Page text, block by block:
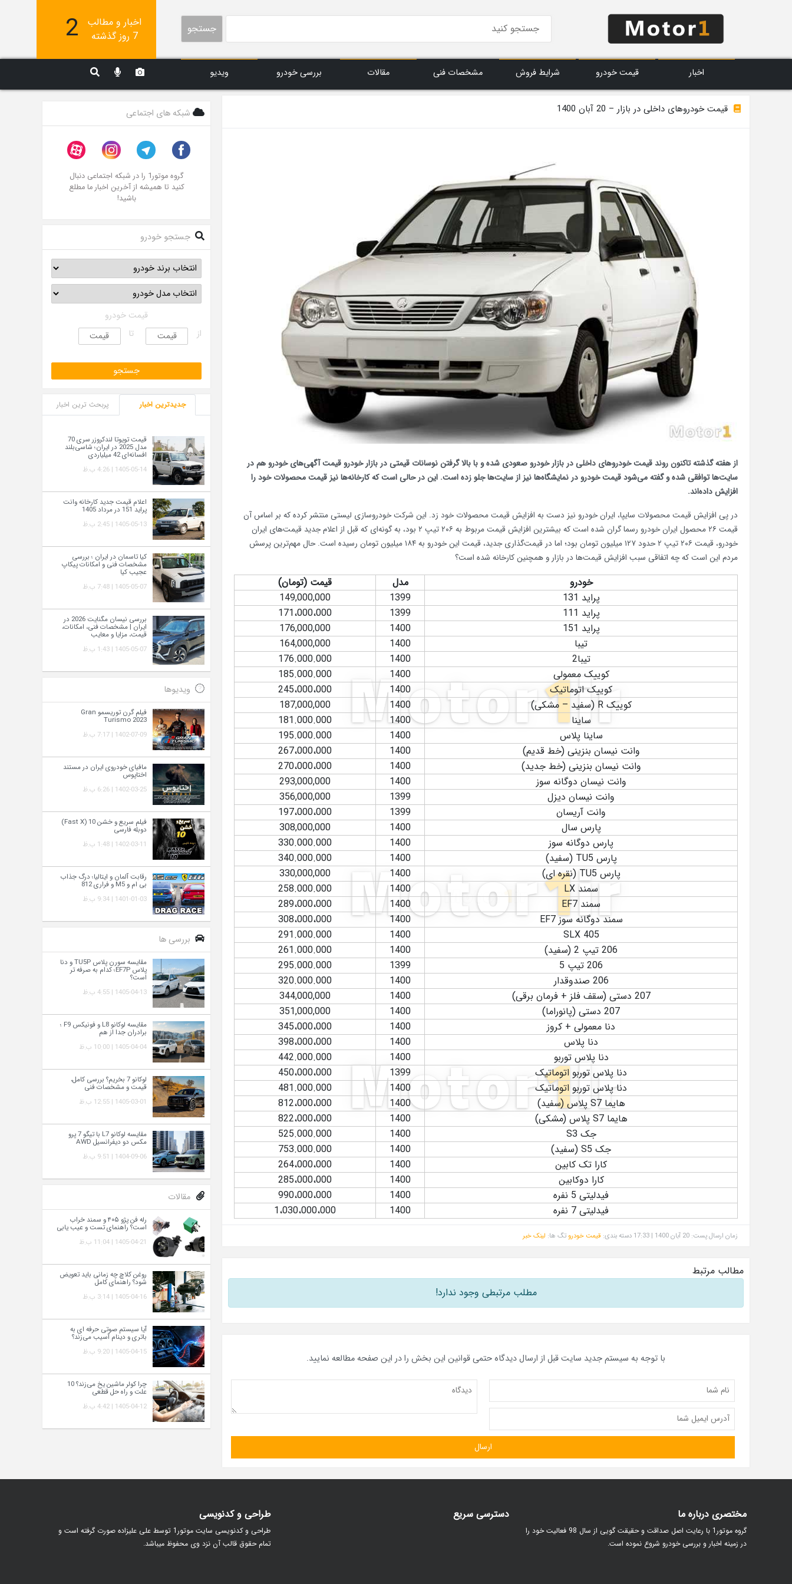
جستجو
اخبار و مطالب
7 روز گذشته
2
اخبار قیمت خودرو شرایط فروش مشخصات فنی مقالات بررسی خودرو ویدیو
قیمت خودروهای داخلی در بازار – 20 آبان 1400
از هفته گذشته تاکنون روند قیمت‌ خودروهای داخلی در بازار خودرو صعودی شده و با بالا گرفتن نوسانات قیمتی در بازار خودرو قیمت آگهی‌های خودرو هم در
سایت‌ها توافقی شده و گفته می‌شود قیمت خودرو در نمایشگاه‌ها نیز از سایت‌ها جلو زده است. این در حالی است که کارخانه‌ها نیز قیمت محصولات خود را
افزایش داده‌اند.
در پی افزایش قیمت محصولات سایپا، ایران خودرو نیز دست به افزایش قیمت محصولات خود زد. این شرکت خودروسازی لیستی منتشر کرده که بر اساس آن
قیمت ۲۶ محصول ایران خودرو رسما گران شده است که بیشترین افزایش قیمت مربوط به ۲۰۶ تیپ ۲ بود، به گونه‌ای که قبل از اعلام جدید قیمت‌های ایران
خودرو، قیمت ۲۰۶ تیپ ۲ حدود ۱۲۷ میلیون تومان بود؛ اما در قیمت‌گذاری جدید، قیمت این خودرو به ۱۸۴ میلیون تومان رسیده است. حال مهم‌ترین پرسش
مردم این است که چه اتفاقی سبب افزایش قیمت‌ها در بازار و همچنین کارخانه شده است؟
خودرو مدل
قیمت (تومان)
پراید 131
1399
149,000,000
پراید 111
1399
171،000،000
پراید 151
1400
176,000,000
تیبا
1400
164,000,000
تیبا2
1400
176.000.000
کوییک معمولی
1400
185.000.000
کوییک اتوماتیک
1400
245،000،000
کوییک R (سفید – مشکی)
1400
187,000,000
ساینا
1400
181.000.000
ساینا پلاس
1400
195.000.000
وانت نیسان بنزینی (خط قدیم)
1400
267،000،000
وانت نیسان بنزینی (خط جدید)
1400
270،000،000
وانت نیسان دوگانه سوز
1400
293,000,000
وانت نیسان دیزل
1399
356,000,000
وانت آریسان
1399
197،000،000
پارس سال
1400
308,000,000
پارس دوگانه سوز
1400
330.000.000
پارس TU5 (سفید)
1400
340.000.000
پارس TU5 (نقره ای)
1400
330,000,000
سمند LX
1400
258.000.000
سمند EF7
1400
289،000،000
سمند دوگانه سوز EF7
1400
308،000،000
405 SLX
1400
291.000.000
206 تیپ 2 (سفید)
1400
261.000.000
206 تیپ 5
1399
295.000.000
206 صندوقدار
1400
320.000.000
207 دستی (سقف فلز + فرمان برقی)
1400
344,000,000
207 دستی (پانوراما)
1400
351,000,000
دنا معمولی + کروز
1400
345،000،000
دنا پلاس
1400
398،000،000
دنا پلاس توربو
1400
442.000.000
دنا پلاس توربو اتوماتیک
1399
450،000،000
دنا پلاس توربو اتوماتیک
1400
481.000.000
هایما S7 پلاس (سفید)
1400
812،000،000
هایما S7 پلاس (مشکی)
1400
822،000،000
جک S3
1400
525.000.000
جک S5 (سفید)
1400
753.000.000
کارا تک کابین
1400
264،000،000
کارا دوکابین
1400
285،000،000
فیدلیتی 5 نفره
1400
990،000،000
فیدلیتی 7 نفره
1400 1،030،000،000
زمان ارسال پست: 20 آبان 1400 | 17:33 دسته بندی: قیمت خودروتگ ها: لینک خبر
مطالب مرتبط
مطلب مرتبطی وجود ندارد!
با توجه به سیستم جدید سایت قبل از ارسال دیدگاه حتمی قوانین این بخش را در این صفحه مطالعه نمایید.
شبکه های اجتماعی
گروه موتور1 را در شبکه اجتماعی دنبال
کنید تا همیشه از آخرین اخبار ما مطلع
باشید!
جستجو خودرو
قیمت خودرو
از
تا
جدیدترین اخبار پربحث ترین اخبار
قیمت تویوتا لندکروزر سری 70
مدل 2025 در ایران؛ شاسی‌بلند
افسانه‌ای 42 میلیاردی
1405-05-14 | 4:26 ب.ظ
اعلام قیمت جدید کارخانه وانت
پراید 151 در مرداد 1405
1405-05-13 | 2:45 ب.ظ
کیا تاسمان در ایران ؛ بررسی
مشخصات فنی و امکانات پیکاپ
عجیب کیا
1405-05-07 | 7:48 ب.ظ
بررسی نیسان مگنایت 2026 در
ایران | مشخصات فنی، امکانات،
قیمت، مزایا و معایب
1405-05-07 | 1:43 ب.ظ
ویدیوها
فیلم گرن توریسمو Gran
Turismo 2023
1402-07-09 | 7:17 ب.ظ
مافیای خودروی ایران در مستند
اختاپوس
1402-03-25 | 6:26 ب.ظ
فیلم سریع و خشن 10 (Fast X)
دوبله فارسی
1402-03-11 | 1:48 ب.ظ
رقابت آلمان و ایتالیا؛ درگ جذاب
بی ام و M5 و فراری 812
1401-01-03 | 9:34 ب.ظ
بررسی ها
مقایسه سورن پلاس TU5P و دنا
پلاس EF7P؛ کدام به‌ صرفه‌ تر
است؟
1405-04-13 | 4:55 ب.ظ
مقایسه لوکانو L8 و فونیکس F9 ؛
برادران جدا از هم
1405-04-04 | 10:00 ب.ظ
لوکانو 7 بخریم؟ بررسی کامل،
قیمت و مشخصات فنی
1405-03-01 | 12:55 ب.ظ
مقایسه لوکانو L7 با تیگو 7 پرو
مکس دو دیفرانسیل AWD
1404-09-06 | 9:51 ب.ظ
مقالات
رله فن پژو ۴۰۵ و سمند خراب
است؟ راهنمای تست و عیب‌ یابی
1405-04-21 | 11:04 ب.ظ
روغن کلاچ چه زمانی باید تعویض
شود؟ راهنمای کامل
1405-04-16 | 3:14 ب.ظ
آیا سیستم صوتی حرفه‌ ای به
باتری و دینام آسیب می‌زند؟
1405-04-15 | 9:20 ب.ظ
چرا کولر ماشین یخ می‌زند؟ 10
علت و راه‌ حل قطعی
1405-04-12 | 4:42 ب.ظ
مختصری درباره ما
گروه موتور1 با رعایت اصل صداقت و حقیقت گویی از سال 98 فعالیت خود را
در زمینه اخبار و بررسی خودرو شروع نموده است.
دسترسی سریع طراحی و کدنویسی
طراحی و کدنویسی سایت موتور1 توسط علی علیزاده صورت گرفته است و
تمام حقوق قالب آن نزد وی محفوظ میباشد.